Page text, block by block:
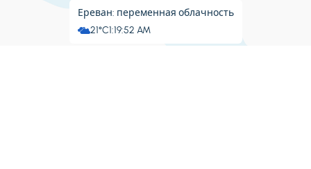
Ереван: переменная облачность
21°C1:19:53 AM